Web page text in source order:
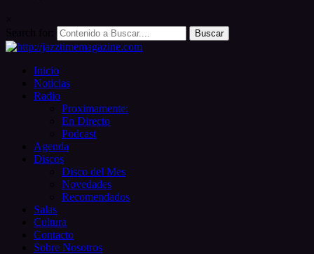
Inicio
Noticias
Radio
Proximamente:
En Directo
Podcast
Agenda
Discos
Disco del Mes
Novedades
Recomendados
Salas
Cultura
Contacto
Sobre Nosotros